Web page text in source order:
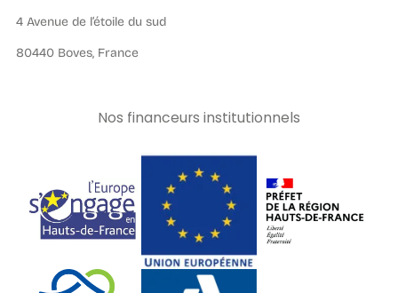
4 Avenue de l’étoile du sud
80440 Boves, France
Nos financeurs institutionnels